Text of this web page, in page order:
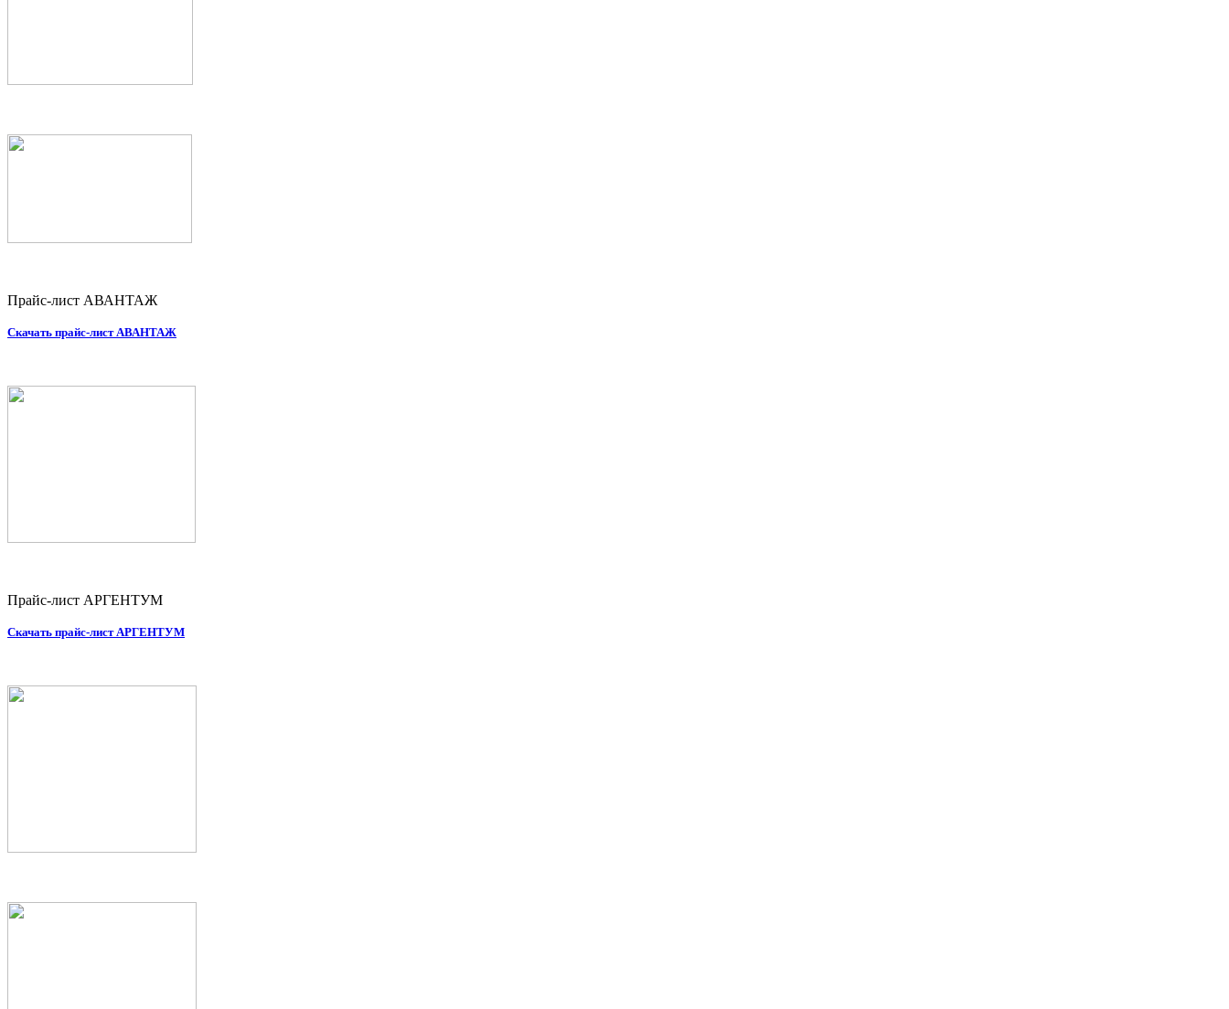
Прайс-лист АВАНТАЖ
Скачать прайс-лист АВАНТАЖ
Прайс-лист АРГЕНТУМ
Скачать прайс-лист АРГЕНТУМ